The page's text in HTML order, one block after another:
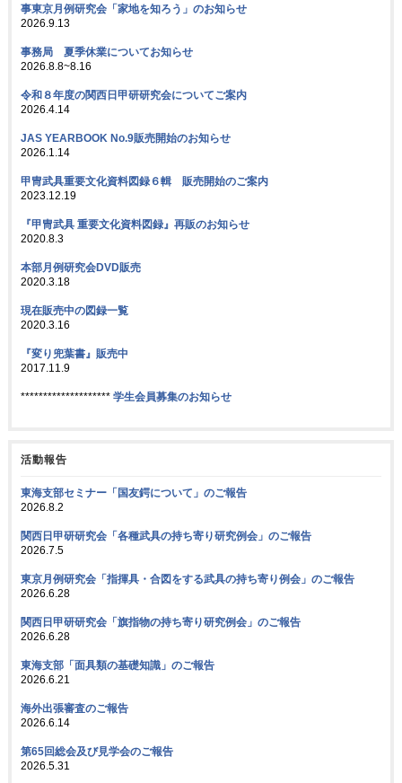
事東京月例研究会「家地を知ろう」のお知らせ
2026.9.13
事務局 夏季休業についてお知らせ
2026.8.8~8.16
令和８年度の関西日甲研研究会についてご案内
2026.4.14
JAS YEARBOOK No.9販売開始のお知らせ
2026.1.14
甲冑武具重要文化資料図録６輯 販売開始のご案内
2023.12.19
『甲冑武具 重要文化資料図録』再販のお知らせ
2020.8.3
本部月例研究会DVD販売
2020.3.18
現在販売中の図録一覧
2020.3.16
『変り兜葉書』販売中
2017.11.9
******************** 学生会員募集のお知らせ
活動報告
東海支部セミナー「国友鍔について」のご報告
2026.8.2
関西日甲研研究会「各種武具の持ち寄り研究例会」のご報告
2026.7.5
東京月例研究会「指揮具・合図をする武具の持ち寄り例会」のご報告
2026.6.28
関西日甲研研究会「旗指物の持ち寄り研究例会」のご報告
2026.6.28
東海支部「面具類の基礎知識」のご報告
2026.6.21
海外出張審査のご報告
2026.6.14
第65回総会及び見学会のご報告
2026.5.31